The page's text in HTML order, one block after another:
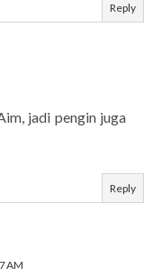
Reply
jadi pengin juga
Reply
AM